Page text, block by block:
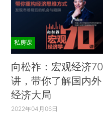
私房课
向松祚：宏观经济70
讲，带你了解国内外
经济大局
2022年04月06日